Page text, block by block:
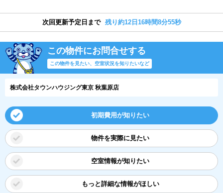
次回更新予定日まで 残り約12日16時間8分55秒
この物件にお問合せする
この物件を見たい、空室状況を知りたいなど
株式会社タウンハウジング東京 秋葉原店
初期費用が知りたい
物件を実際に見たい
空室情報が知りたい
もっと詳細な情報がほしい